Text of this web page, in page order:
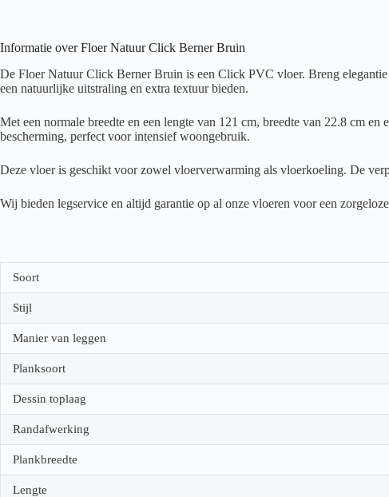
Informatie over Floer Natuur Click Berner Bruin
De Floer Natuur Click Berner Bruin is een Click PVC vloer. Breng
een natuurlijke uitstraling en extra textuur bieden.
Met een normale breedte en een lengte van 121 cm, breedte van 22.8 cm
bescherming, perfect voor intensief woongebruik.
Deze vloer is geschikt voor zowel vloerverwarming als vloerkoeling. De
Wij bieden legservice en altijd garantie op al onze vloeren voor een
Soort
Stijl
Manier van leggen
Planksoort
Dessin toplaag
Randafwerking
Plankbreedte
Lengte